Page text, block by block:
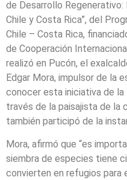
de Desarrollo
Chile y Costa Rica”, del
Chile – Costa Rica,
de Cooperación
realizó en Pucón, el
Edgar Mora, impulsor de la
conocer esta iniciativa de la
través de la paisajista de la
también participó de la
Mora, afirmó que “es
siembra de especies tiene
convierten en refugios para